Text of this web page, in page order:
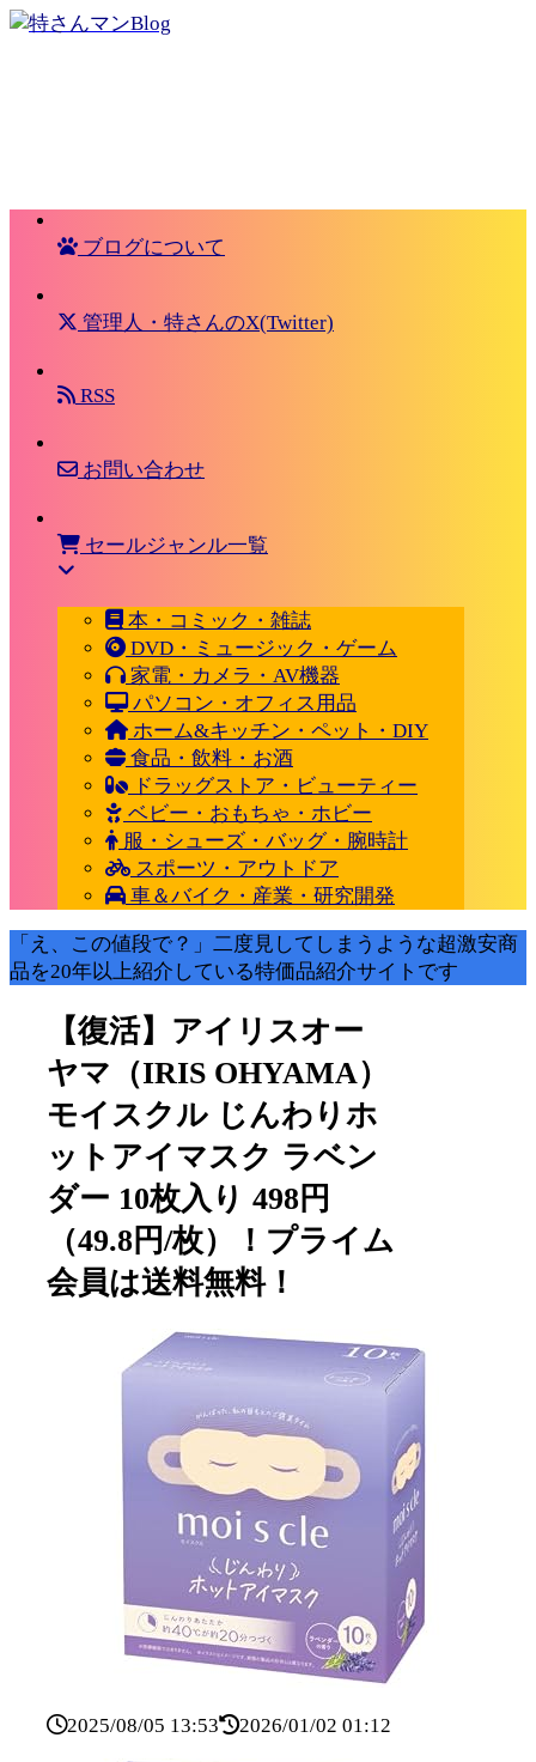
ブログについて
管理人・特さんのX(Twitter)
RSS
お問い合わせ
セールジャンル一覧
本・コミック・雑誌
DVD・ミュージック・ゲーム
家電・カメラ・AV機器
パソコン・オフィス用品
ホーム&キッチン・ペット・DIY
食品・飲料・お酒
ドラッグストア・ビューティー
ベビー・おもちゃ・ホビー
服・シューズ・バッグ・腕時計
スポーツ・アウトドア
車＆バイク・産業・研究開発
「え、この値段で？」二度見してしまうような超激安商
品を20年以上紹介している特価品紹介サイトです
【復活】アイリスオー
ヤマ（IRIS OHYAMA）
モイスクル じんわりホ
ットアイマスク ラベン
ダー 10枚入り 498円
（49.8円/枚）！プライム
会員は送料無料！
2025/08/05 13:53 2026/01/02 01:12